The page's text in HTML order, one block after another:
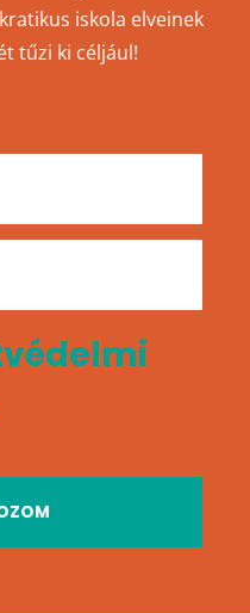
iskola elveinek
tűzi ki céljául!